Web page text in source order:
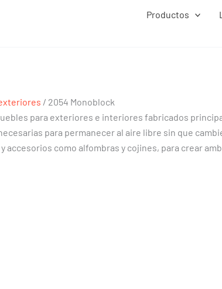
Productos
/ 2054 Monoblock
para exteriores e interiores fabricados
para permanecer al aire libre sin que
accesorios como alfombras y cojines, para crear